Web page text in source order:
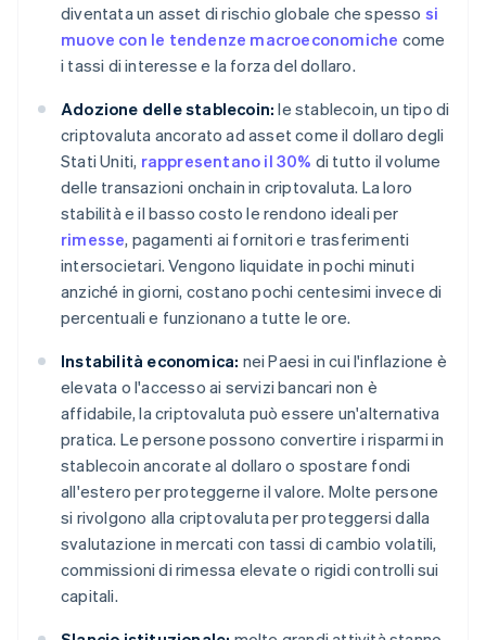
diventata un asset di rischio globale che spesso si
muove con le tendenze macroeconomiche come
i tassi di interesse e la forza del dollaro.
Adozione delle stablecoin: le stablecoin, un tipo di
criptovaluta ancorato ad asset come il dollaro degli
Stati Uniti, rappresentano il 30% di tutto il volume
delle transazioni onchain in criptovaluta. La loro
stabilità e il basso costo le rendono ideali per
rimesse, pagamenti ai fornitori e trasferimenti
intersocietari. Vengono liquidate in pochi minuti
anziché in giorni, costano pochi centesimi invece di
percentuali e funzionano a tutte le ore.
Instabilità economica: nei Paesi in cui l'inflazione è
elevata o l'accesso ai servizi bancari non è
affidabile, la criptovaluta può essere un'alternativa
pratica. Le persone possono convertire i risparmi in
stablecoin ancorate al dollaro o spostare fondi
all'estero per proteggerne il valore. Molte persone
si rivolgono alla criptovaluta per proteggersi dalla
svalutazione in mercati con tassi di cambio volatili,
commissioni di rimessa elevate o rigidi controlli sui
capitali.